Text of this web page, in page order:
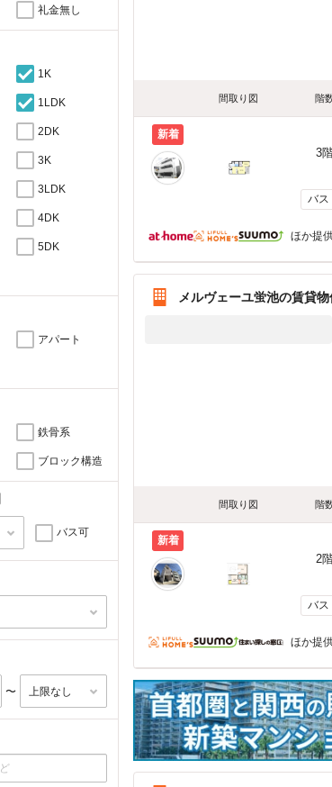
礼金無し
1K
1LDK
2DK
3K
3LDK
4DK
5DK
アパート
鉄骨系
ブロック構造
バス可
〜
間取り図 階
新着
3
バス
ほか提
メルヴェーユ蛍池の賃貸物
間取り図 階
新着
2
バス
ほか提